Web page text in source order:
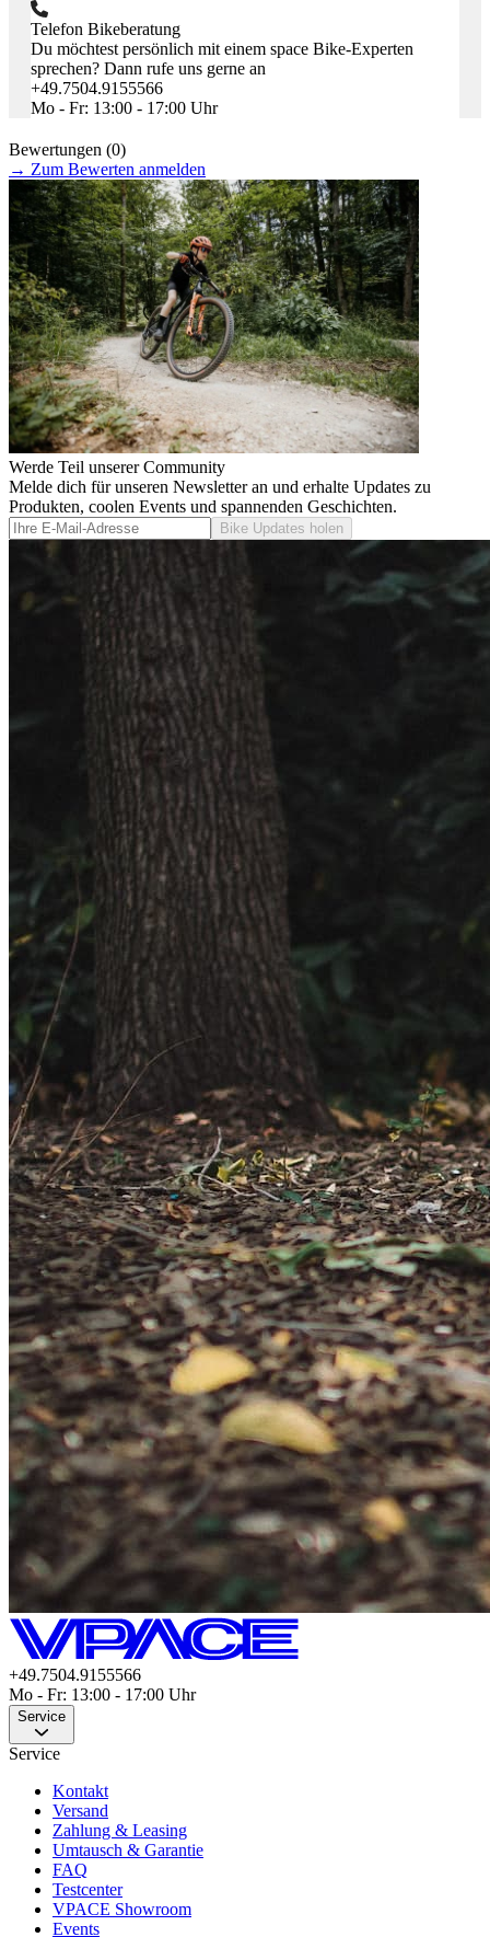
Telefon Bikeberatung
Du möchtest persönlich mit einem space Bike-Experten
sprechen? Dann rufe uns gerne an
+49.7504.9155566
Mo - Fr: 13:00 - 17:00 Uhr
Bewertungen (0)
→ Zum Bewerten anmelden
Werde Teil unserer Community
Melde dich für unseren Newsletter an und erhalte Updates zu
Produkten, coolen Events und spannenden Geschichten.
Bike Updates holen
+49.7504.9155566
Mo - Fr: 13:00 - 17:00 Uhr
Service
Service
Kontakt
Versand
Zahlung & Leasing
Umtausch & Garantie
FAQ
Testcenter
VPACE Showroom
Events